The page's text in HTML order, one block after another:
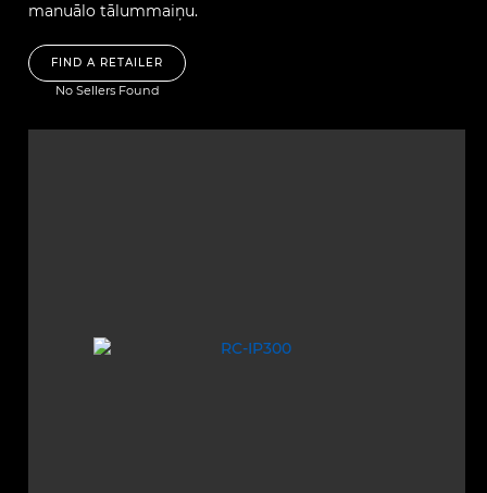
manuālo tālummaiņu.
FIND A RETAILER
No Sellers Found